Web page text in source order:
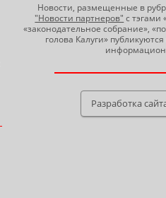
Новости, размещенные в
"Новости партнеров" с тэгами
«законодательное собрание»,
голова Калуги»
Разработка